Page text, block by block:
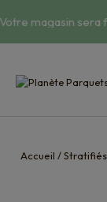
magasin sera
Accueil /Stratifiés